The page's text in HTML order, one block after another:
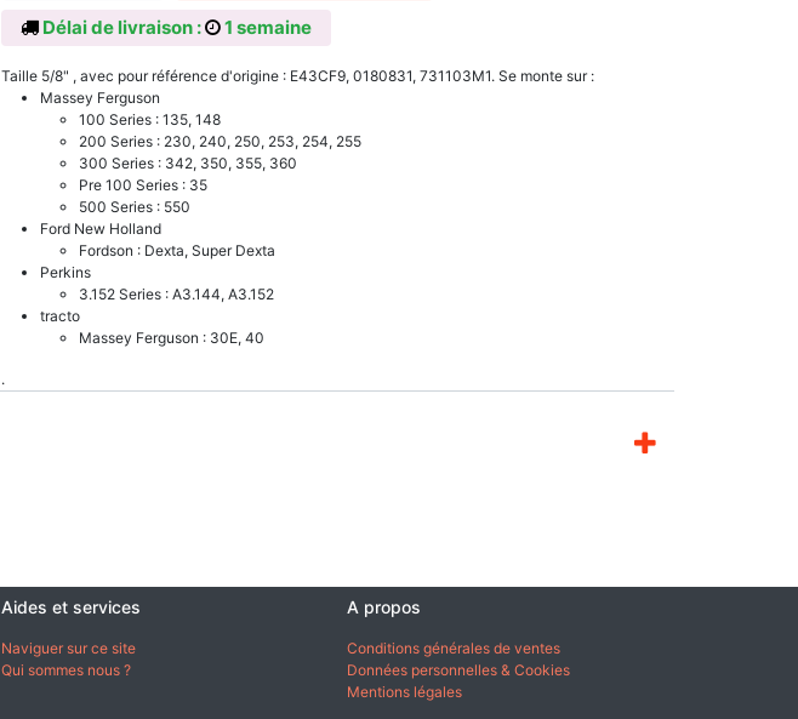
Délai de livraison : 1 semaine
Taille 5/8" , avec pour référence d'origine : E43CF9, 0180831, 731103M1. Se monte sur :
Massey Ferguson
100 Series : 135, 148
200 Series : 230, 240, 250, 253, 254, 255
300 Series : 342, 350, 355, 360
Pre 100 Series : 35
500 Series : 550
Ford New Holland
Fordson : Dexta, Super Dexta
Perkins
3.152 Series : A3.144, A3.152
tracto
Massey Ferguson : 30E, 40
.
Aides et services
Naviguer sur ce site
Qui sommes nous ?
A propos
Conditions générales de ventes
Données personnelles & Cookies
Mentions légales